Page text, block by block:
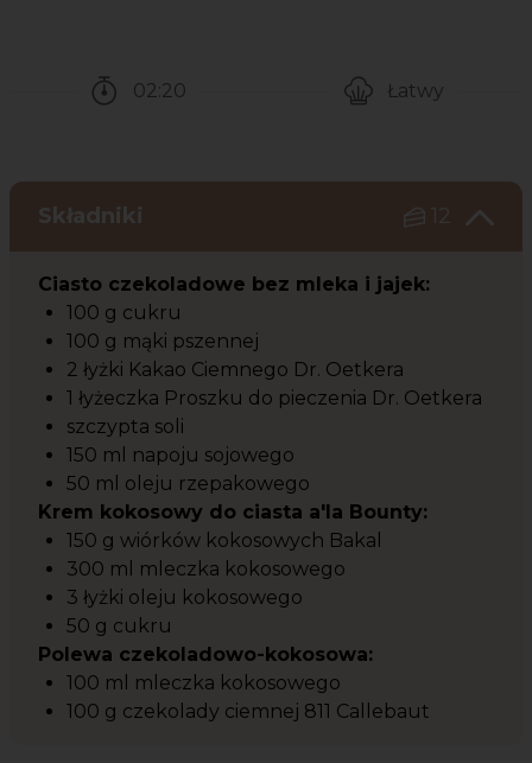
02:20
Łatwy
Składniki 12
Ciasto czekoladowe bez mleka i jajek:
100 g cukru
100 g mąki pszennej
2 łyżki Kakao Ciemnego Dr. Oetkera
1 łyżeczka Proszku do pieczenia Dr. Oetkera
szczypta soli
150 ml napoju sojowego
50 ml oleju rzepakowego
Krem kokosowy do ciasta a'la Bounty:
150 g wiórków kokosowych Bakal
300 ml mleczka kokosowego
3 łyżki oleju kokosowego
50 g cukru
Polewa czekoladowo-kokosowa:
100 ml mleczka kokosowego
100 g czekolady ciemnej 811 Callebaut